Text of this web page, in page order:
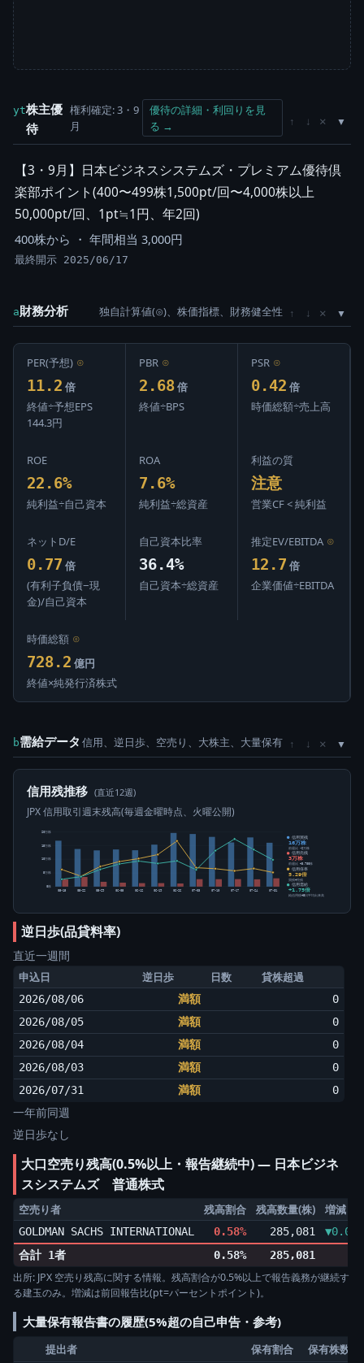
yt株主優
待
権利確定: 3・9
月
優待の詳細・利回りを見
る →
↑ ↓ ×
【3・9月】日本ビジネスシステムズ・プレミアム優待倶
楽部ポイント(400〜499株1,500pt/回〜4,000株以上
50,000pt/回、1pt≒1円、年2回)
400株から ・ 年間相当 3,000円
最終開示 2025/06/17
a財務分析 独自計算値(⊙)、株価指標、財務健全性 ↑ ↓ ×
PER(予想) ⊙
11.2 倍
終値÷予想EPS
144.3円
PBR ⊙
2.68 倍
終値÷BPS
PSR ⊙
0.42 倍
時価総額÷売上高
ROE
22.6%
純利益÷自己資本
ROA
7.6%
純利益÷総資産
利益の質
注意
営業CF < 純利益
ネットD/E
0.77 倍
(有利子負債−現
金)/自己資本
自己資本比率
36.4%
自己資本÷総資産
推定EV/EBITDA ⊙
12.7 倍
企業価値÷EBITDA
時価総額 ⊙
728.2 億円
終値×純発行済株式
b需給データ 信用、逆日歩、空売り、大株主、大量保有 ↑ ↓ ×
信用残推移 (直近12週)
JPX 信用取引週末残高(毎週金曜時点、火曜公開)
0株
5万株
10万株
15万株
20万株
05-15 05-22 05-29 06-05 06-12 06-19 06-26 07-03 07-10 07-17 07-24 07-31
信用買残
16万株
前週比 -2万株
信用売残
3万株
前週比 +3,700株
信用倍率
5.29倍
買残÷売残
信用需給
+1.75倍
純信用残÷5日平均出来高
逆日歩(品貸料率)
直近一週間
申込日 逆日歩 日数 貸株超過
2026/08/06 満額
0
2026/08/05
満額
0
2026/08/04
満額
0
2026/08/03
満額
0
2026/07/31
満額 0
一年前同週
逆日歩なし
大口空売り残高(0.5%以上・報告継続中) ― 日本ビジネ
スシステムズ 普通株式
空売り者 残高割合 残高数量(株) 増減
GOLDMAN SACHS INTERNATIONAL 0.58% 285,081
合計 1者
0.58% 285,081
出所: JPX 空売り残高に関する情報。残高割合が0.5%以上で報告義務が継続す
る建玉のみ。増減は前回報告比(pt=パーセントポイント)。
大量保有報告書の履歴(5%超の自己申告・参考)
提出者 保有割合 保有株数(